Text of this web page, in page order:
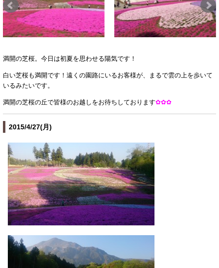
満開の芝桜。今日は初夏を思わせる陽気です！
白い芝桜も満開です！遠くの園路にいるお客様が、まるで雲の上を歩いて
いるみたいです。
満開の芝桜の丘で皆様のお越しをお待ちしております✿✿✿
2015/4/27(月)